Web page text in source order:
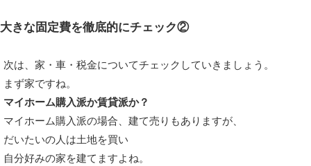
大きな固定費を徹底的にチェック②
次は、家・車・税金についてチェックしていきましょう。
まず家ですね。
マイホーム購入派か賃貸派か？
マイホーム購入派の場合、建て売りもありますが、
だいたいの人は土地を買い
自分好みの家を建てますよね。